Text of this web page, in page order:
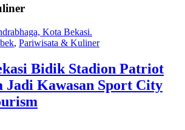
, Pariwisata & Kuliner
Bidik Stadion Patriot
Jadi Kawasan Sport City